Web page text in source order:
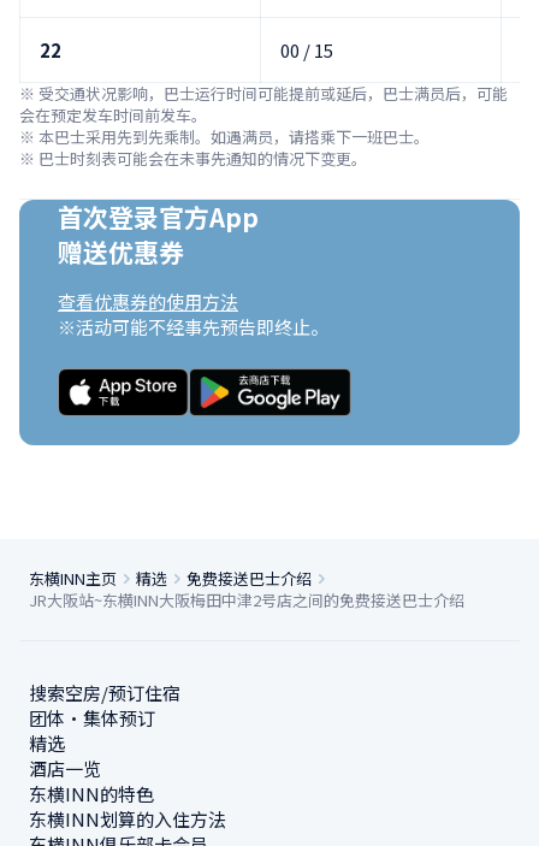
22 00 / 15
※ 受交通状况影响，巴士运行时间可能提前或延后，巴士满员后，可能
会在预定发车时间前发车。
※ 本巴士采用先到先乘制。如遇满员，请搭乘下一班巴士。
※ 巴士时刻表可能会在未事先通知的情况下变更。
首次登录官方App
赠送优惠券
查看优惠券的使用方法
※活动可能不经事先预告即终止。
东横INN主页 精选
免费接送巴士介绍
JR大阪站~东横INN大阪梅田中津2号店之间的免费接送巴士介绍
搜索空房/预订住宿
团体・集体预订
精选
酒店一览
东横INN的特色
东横INN划算的入住方法